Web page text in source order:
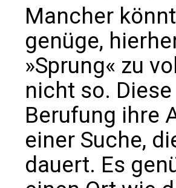
Mancher
genüge,
»Sprung« zu
nicht so.
Berufung ihre
einer Suche,
dauert. Es